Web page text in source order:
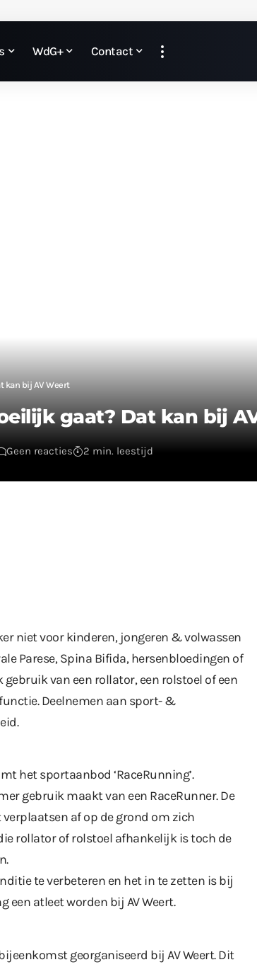
WdG+ Contact
kan bij AV Weert
gaat? Dat kan bij
Geen reacties 2 min. leestijd
niet voor kinderen, jongeren & volwassen
Parese, Spina Bifida, hersenbloedingen of
van een rollator, een rolstoel of een
Deelnemen aan sport- &
het sportaanbod ‘RaceRunning’.
gebruik maakt van een RaceRunner. De
af op de grond om zich
rollator of rolstoel afhankelijk is toch de
te verbeteren en het in te zetten is bij
een atleet worden bij AV Weert.
georganiseerd bij AV Weert. Dit